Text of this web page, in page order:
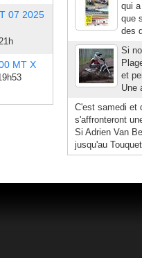
07 2025
MT X
qui
que
des
Si
et
Une
C'est samedi et
s'affronteront
Si Adrien Van
jusqu'au